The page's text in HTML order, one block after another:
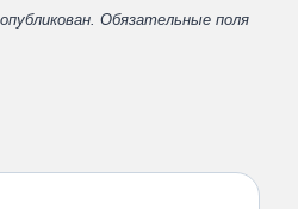
Обязательные поля